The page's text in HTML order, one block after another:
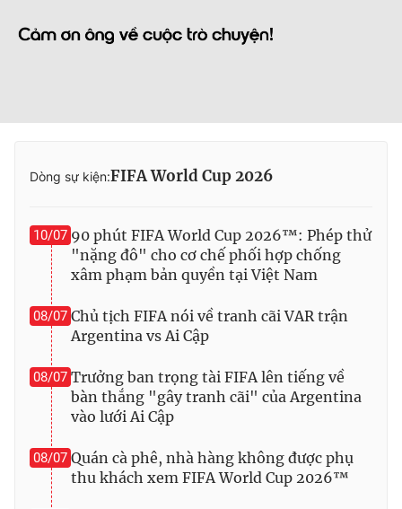
Dòng sự kiện:FIFA World Cup 2026
10/07 90 phút FIFA World Cup 2026™: Phép thử
"nặng đô" cho cơ chế phối hợp chống
xâm phạm bản quyền tại Việt Nam
08/07 Chủ tịch FIFA nói về tranh cãi VAR trận
Argentina vs Ai Cập
08/07 Trưởng ban trọng tài FIFA lên tiếng về
bàn thắng "gây tranh cãi" của Argentina
vào lưới Ai Cập
08/07 Quán cà phê, nhà hàng không được phụ
thu khách xem FIFA World Cup 2026™